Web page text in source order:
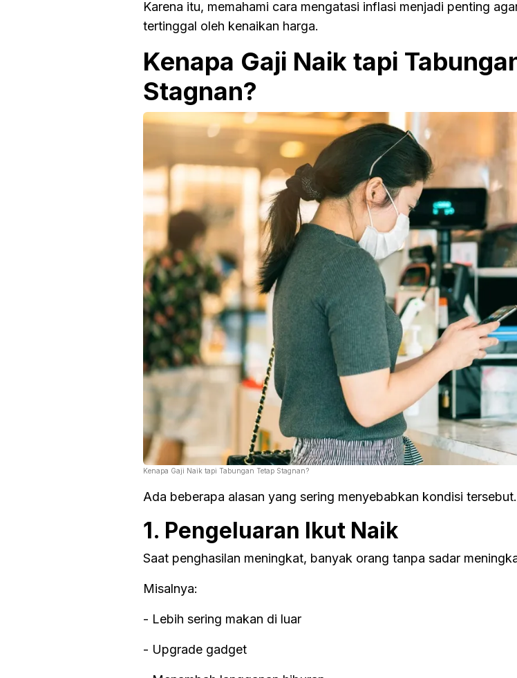
Karena itu, memahami cara mengatasi inflasi menjadi penting
tertinggal oleh kenaikan harga.
Kenapa Gaji Naik tapi
Stagnan?
Kenapa Gaji Naik tapi Tabungan Tetap Stagnan?
Ada beberapa alasan yang sering menyebabkan kondisi tersebut.
1. Pengeluaran Ikut Naik
Saat penghasilan meningkat, banyak orang tanpa sadar
Misalnya:
- Lebih sering makan di luar
- Upgrade gadget